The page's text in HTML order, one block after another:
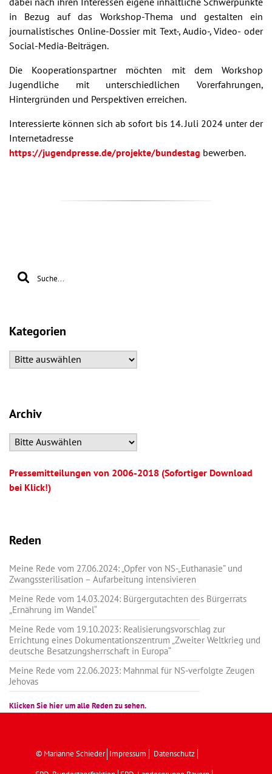
dabei nach ihren Interessen eigene inhaltliche Schwerpunkte
in Bezug auf das Workshop-Thema und gestalten ein
journalistisches Online-Dossier mit Text-, Audio-, Video- oder
Social-Media-Beiträgen.
Die Kooperationspartner möchten mit dem Workshop
Jugendliche mit unterschiedlichen Vorerfahrungen,
Hintergründen und Perspektiven erreichen.
Interessierte können sich ab sofort bis 14. Juli 2024 unter der
Internetadresse
https://jugendpresse.de/projekte/bundestag bewerben.
Kategorien
Archiv
Pressemitteilungen von 2006-2018 (Sofortiger Download
bei Klick!)
Reden
Meine Rede vom 27.06.2024: „Opfer von NS-„Euthanasie” und
Zwangssterilisation – Aufarbeitung intensivieren
Meine Rede vom 14.03.2024: Bürgergutachten des Bürgerrats
„Ernährung im Wandel“
Meine Rede vom 19.10.2023: Realisierungsvorschlag zur
Errichtung eines Dokumentationszentrum „Zweiter Weltkrieg und
deutsche Besatzungsherrschaft in Europa“
Meine Rede vom 22.06.2023: Mahnmal für NS-verfolgte Zeugen
Jehovas
Klicken Sie hier um alle Reden zu sehen.
© Marianne Schieder Impressum Datenschutz